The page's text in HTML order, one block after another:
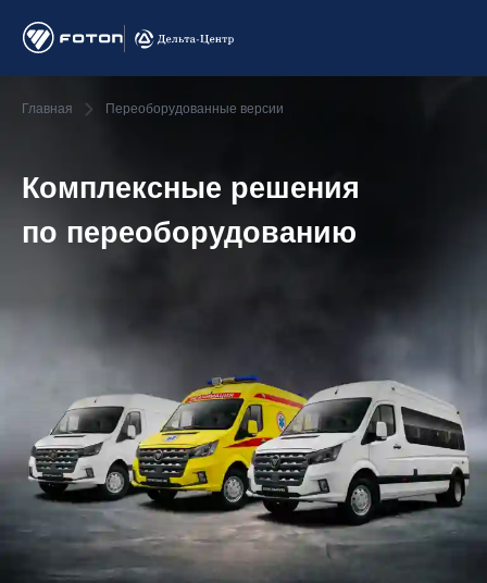
Главная Переоборудованные версии
Комплексные решения
по пере­оборудо­ванию